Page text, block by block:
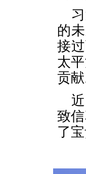
的
接
太
贡献
致
了宝